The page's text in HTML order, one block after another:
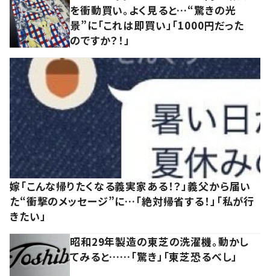
を衝動買い。よく見ると…“驚きの光
景”に「これは即買い」「1000円だった
のですか？！」
嫁「こんな帰りたくなる義実家ある！？」義父から届い
た“衝撃のメッセージ”に…「絶対帰省する！」「私が行
きたい」
昭和29年製造の東芝の洗濯機。動かし
てみると……「驚き」「東芝恐るべし」